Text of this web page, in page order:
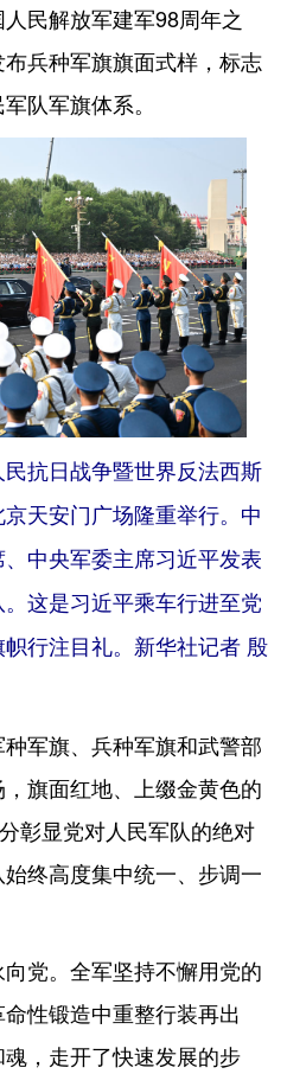
民解放军建军98周年之
兵种军旗旗面式样，标志
队军旗体系。
抗日战争暨世界反法西斯
天安门广场隆重举行。中
中央军委主席习近平发表
这是习近平乘车行进至党
行注目礼。新华社记者 殷
军旗、兵种军旗和武警部
旗面红地、上缀金黄色的
彰显党对人民军队的绝对
终高度集中统一、步调一
党。全军坚持不懈用党的
性锻造中重整行装再出
，走开了快速发展的步